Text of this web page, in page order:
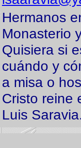
Hermanos
Monasterio
Quisiera si
cuándo y
a misa o
Cristo reine
Luis